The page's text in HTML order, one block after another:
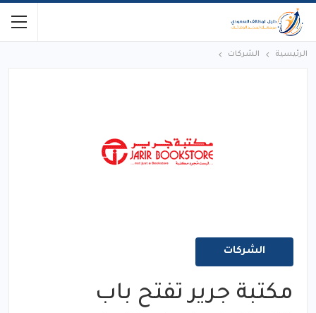
الرئيسية الشركات
الشركات
مكتبة جرير تفتح باب